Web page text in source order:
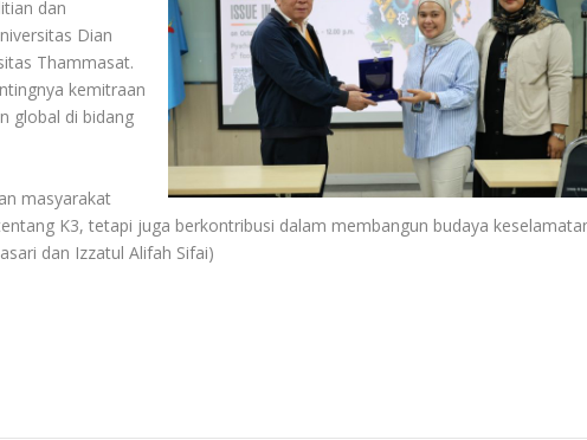
dan
Dian
Thammasat.
kemitraan
global di bidang
masyarakat
K3, tetapi juga berkontribusi dalam membangun budaya
dan Izzatul Alifah Sifai)